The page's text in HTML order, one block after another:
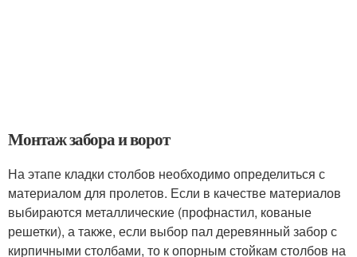
Монтаж забора и ворот
На этапе кладки столбов необходимо определиться с
материалом для пролетов. Если в качестве материалов
выбираются металлические (профнастил, кованые
решетки), а также, если выбор пал деревянный забор с
кирпичными столбами, то к опорным стойкам столбов на